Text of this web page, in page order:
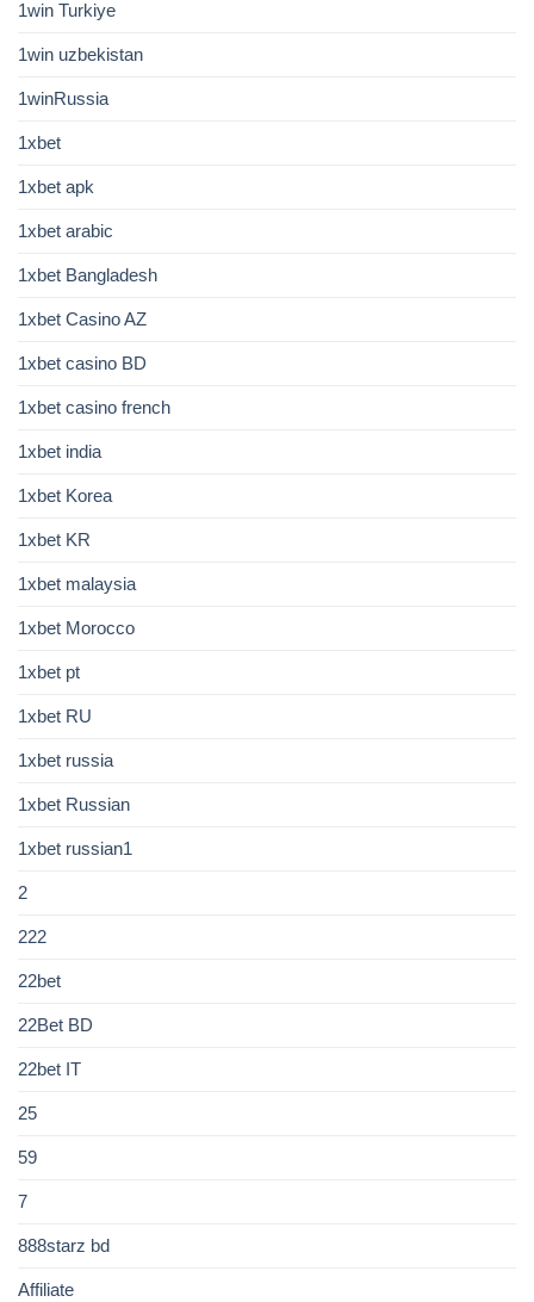
1win Turkiye
1win uzbekistan
1winRussia
1xbet
1xbet apk
1xbet arabic
1xbet Bangladesh
1xbet Casino AZ
1xbet casino BD
1xbet casino french
1xbet india
1xbet Korea
1xbet KR
1xbet malaysia
1xbet Morocco
1xbet pt
1xbet RU
1xbet russia
1xbet Russian
1xbet russian1
2
222
22bet
22Bet BD
22bet IT
25
59
7
888starz bd
Affiliate